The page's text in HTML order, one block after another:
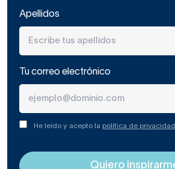
Apellidos
Tu correo electrónico
He leído y acepto la política de privacidad